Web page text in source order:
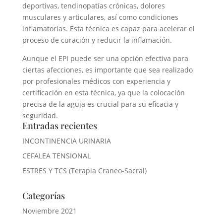
deportivas, tendinopatías crónicas, dolores
musculares y articulares, así como condiciones
inflamatorias. Esta técnica es capaz para acelerar el
proceso de curación y reducir la inflamación.
Aunque el EPI puede ser una opción efectiva para
ciertas afecciones, es importante que sea realizado
por profesionales médicos con experiencia y
certificación en esta técnica, ya que la colocación
precisa de la aguja es crucial para su eficacia y
seguridad.
Entradas recientes
INCONTINENCIA URINARIA
CEFALEA TENSIONAL
ESTRES Y TCS (Terapia Craneo-Sacral)
Categorías
Noviembre 2021